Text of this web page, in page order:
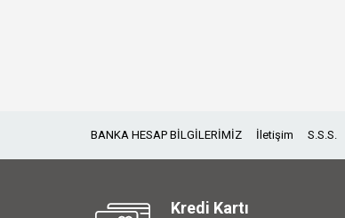
BANKA HESAP BİLGİLERİMİZ İletişim S.S.S.
Kredi Kartı